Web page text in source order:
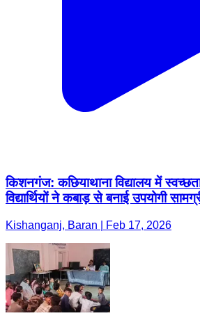
किशनगंज: कछियाथाना विद्यालय में
विद्यार्थियों ने कबाड़ से बनाई उपयोगी
Kishanganj, Baran | Feb 17, 2026